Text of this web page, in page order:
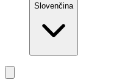
Slovenčina